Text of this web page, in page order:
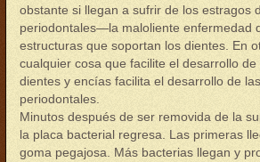
obstante si llegan a sufrir de los estragos
periodontales—la maloliente enfermedad
estructuras que soportan los dientes. En
cualquier cosa que facilite el desarrollo
dientes y encías facilita el desarrollo de
periodontales.
Minutos después de ser removida de la
la placa bacterial regresa. Las primeras
goma pegajosa. Más bacterias llegan y